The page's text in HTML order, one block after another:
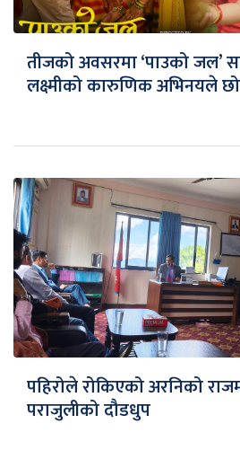
तीजको अवसरमा ‘पाउको जल’
लक्ष्मीको कारुणिक अभिनयले
पहिरोले रोकिएको अरनिको
पराजुलीको दौडधुप